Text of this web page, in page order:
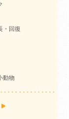
・回復
動物